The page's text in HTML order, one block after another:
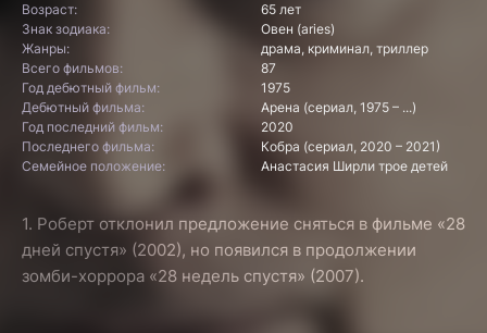
Возраст:
65 лет
Знак зодиака:
Овен (aries)
Жанры:
драма, криминал, триллер
Всего фильмов:
87
Год дебютный фильм:
1975
Дебютный фильма:
Арена (сериал, 1975 – ...)
Год последний фильм:
2020
Последнего фильма:
Кобра (сериал, 2020 – 2021)
Семейное положение:
Анастасия Ширли трое детей
1. Роберт отклонил предложение сняться в фильме «28
дней спустя» (2002), но появился в продолжении
зомби-хоррора «28 недель спустя» (2007).